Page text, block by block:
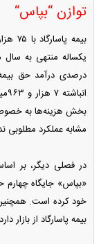
توازن “بپاس“
مشابه عملکرد مطلوبی
بیمه پاسارگاد از بازار